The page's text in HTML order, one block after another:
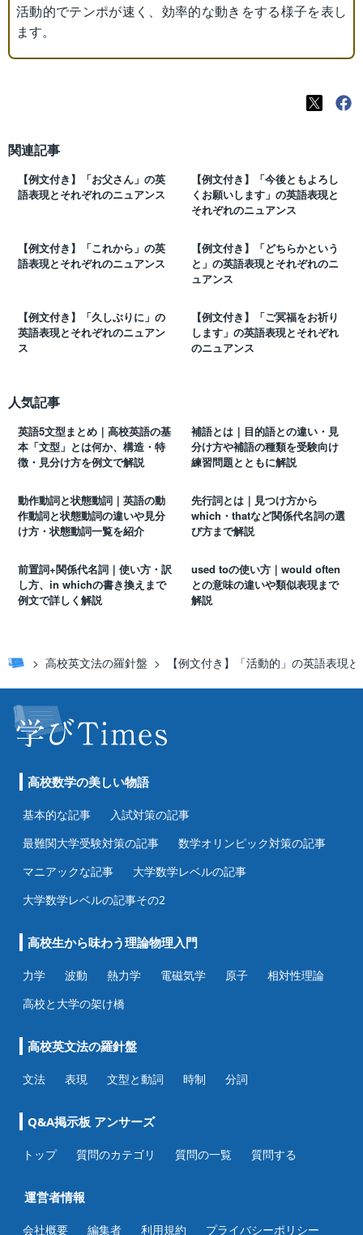
活動的でテンポが速く、効率的な動きをする様子を表し
ます。
関連記事
【例文付き】「お父さん」の英
語表現とそれぞれのニュアンス
【例文付き】「今後ともよろし
くお願いします」の英語表現と
それぞれのニュアンス
【例文付き】「これから」の英
語表現とそれぞれのニュアンス
【例文付き】「どちらかという
と」の英語表現とそれぞれのニ
ュアンス
【例文付き】「久しぶりに」の
英語表現とそれぞれのニュアン
ス
【例文付き】「ご冥福をお祈り
します」の英語表現とそれぞれ
のニュアンス
人気記事
英語5文型まとめ｜高校英語の基
本「文型」とは何か、構造・特
徴・見分け方を例文で解説
補語とは｜目的語との違い・見
分け方や補語の種類を受験向け
練習問題とともに解説
動作動詞と状態動詞｜英語の動
作動詞と状態動詞の違いや見分
け方・状態動詞一覧を紹介
先行詞とは｜見つけ方から
which・thatなど関係代名詞の選
び方まで解説
前置詞+関係代名詞｜使い方・訳
し方、in whichの書き換えまで
例文で詳しく解説
used toの使い方｜would often
との意味の違いや類似表現まで
解説
高校英文法の羅針盤 【例文付き】「活動的」の英語表現
高校数学の美しい物語
基本的な記事
入試対策の記事
最難関大学受験対策の記事
数学オリンピック対策の記事
マニアックな記事
大学数学レベルの記事
大学数学レベルの記事その2
高校生から味わう理論物理入門
力学 波動 熱力学 電磁気学 原子
相対性理論
高校と大学の架け橋
高校英文法の羅針盤
文法 表現 文型と動詞 時制 分詞
Q&A掲示板 アンサーズ
トップ 質問のカテゴリ 質問の一覧 質問する
運営者情報
会社概要 編集者 利用規約 プライバシーポリシー